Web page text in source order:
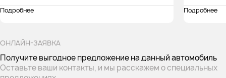
Подробнее Подробнее
ОНЛАЙН-ЗАЯВКА
Получите выгодное предложение на данный автомобиль
Оставьте ваши контакты, и мы расскажем о специальных